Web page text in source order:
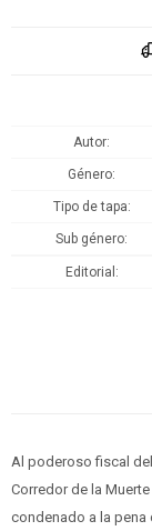
Autor
Género
Tipo de tapa
Sub género
Editorial
Al poderoso fiscal
Corredor de la
condenado a la